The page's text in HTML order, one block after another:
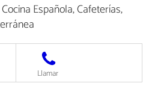
Española, Cafeterías,
Llamar